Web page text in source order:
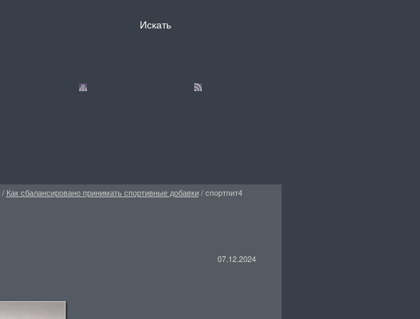
/ Как сбалансировано принимать спортивные добавки/спортпит4
07.12.2024